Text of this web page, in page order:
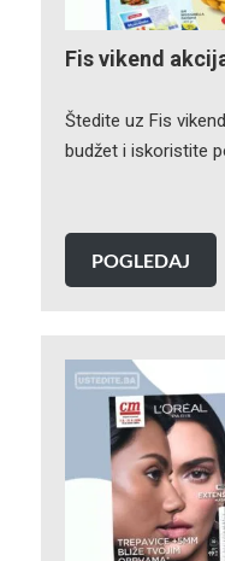
Fis vikend
Štedite uz Fis
budžet i iskoristite
POGLEDAJ